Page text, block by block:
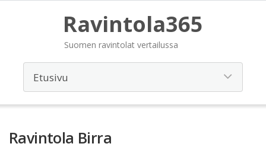
Ravintola365
Suomen ravintolat vertailussa
Ravintola Birra